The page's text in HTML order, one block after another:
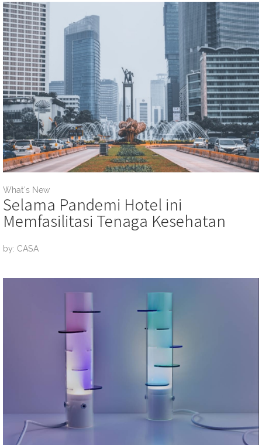
What's New
Selama Pandemi Hotel ini
Memfasilitasi Tenaga Kesehatan
by: CASA